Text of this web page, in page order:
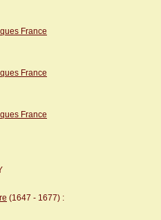
France
France
France
(1647 - 1677) :